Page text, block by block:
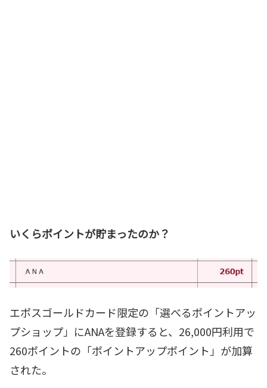
いくらポイントが貯まったのか？
エポスゴールドカード限定の「選べるポイントアッ
プショップ」にANAを登録すると、26,000円利用で
260ポイントの「ポイントアップポイント」が加算
された。